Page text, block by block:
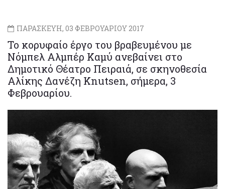
ΠΑΡΑΣΚΕΥΗ, 03 ΦΕΒΡΟΥΑΡΙΟΥ 2017
Το κορυφαίο έργο του βραβευμένου με
Νόμπελ Αλμπέρ Καμύ ανεβαίνει στο
Δημοτικό Θέατρο Πειραιά, σε σκηνοθεσία
Αλίκης Δανέζη Knutsen, σήμερα, 3
Φεβρουαρίου.